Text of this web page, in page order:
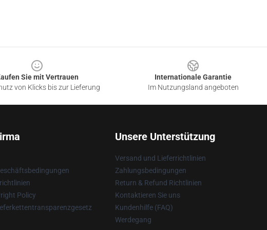
Sie mit Vertrauen
von Klicks bis zur Lieferung
Internationale Garantie
Im Nutzungsland angeboten
Policy
Unsere Unterstützung
Versand und Lieferrichtlinien
Zahlungsbedingungen
Return & Refund Richtlinien
Kontaktieren Sie uns
Kundenhilfe (FAQ)
Werdegang